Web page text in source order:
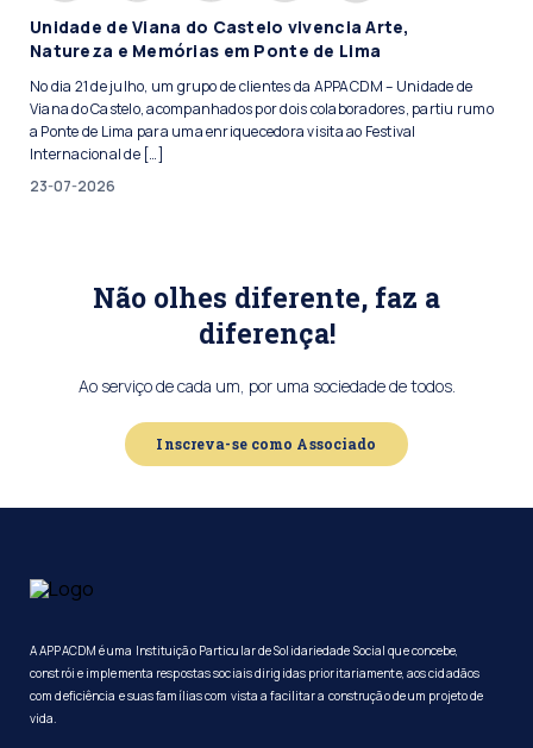
Unidade de Viana do Castelo vivencia Arte,
Natureza e Memórias em Ponte de Lima
No dia 21 de julho, um grupo de clientes da APPACDM – Unidade de
Viana do Castelo, acompanhados por dois colaboradores, partiu rumo
a Ponte de Lima para uma enriquecedora visita ao Festival
Internacional de […]
23-07-2026
Não olhes diferente, faz a
diferença!
Ao serviço de cada um, por uma sociedade de todos.
Inscreva-se como Associado
A APPACDM é uma Instituição Particular de Solidariedade Social que concebe,
constrói e implementa respostas sociais dirigidas prioritariamente, aos cidadãos
com deficiência e suas famílias com vista a facilitar a construção de um projeto de
vida.